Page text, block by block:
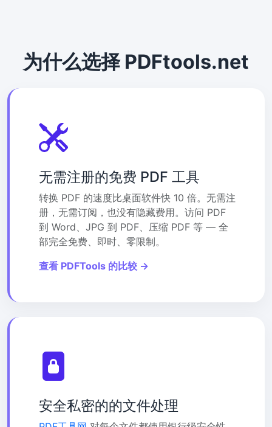
为什么选择 PDFtools.net
无需注册的免费 PDF 工具
转换 PDF 的速度比桌面软件快 10 倍。无需注
册，无需订阅，也没有隐藏费用。访问 PDF
到 Word、JPG 到 PDF、压缩 PDF 等 — 全
部完全免费、即时、零限制。
查看 PDFTools 的比较 →
安全私密的的文件处理